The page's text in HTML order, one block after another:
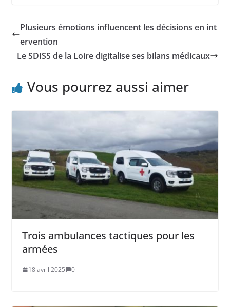
Plusieurs émotions influencent les décisions en int
ervention
Le SDISS de la Loire digitalise ses bilans médicaux
Vous pourrez aussi aimer
Trois ambulances tactiques pour les
armées
18 avril 2025 0